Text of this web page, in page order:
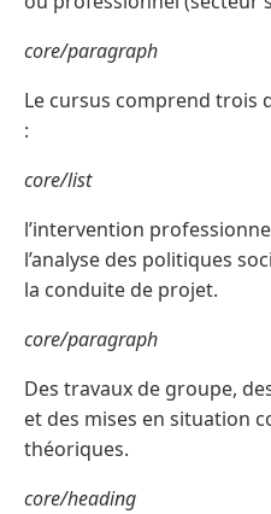
core/paragraph
Le cursus comprend trois
:
core/list
l’intervention
l’analyse des politiques
la conduite de projet.
core/paragraph
Des travaux de groupe,
et des mises en situation
théoriques.
core/heading